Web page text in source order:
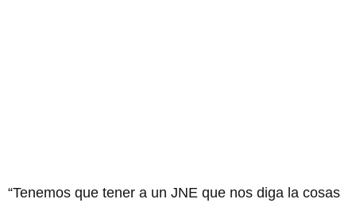
“Tenemos que tener a un JNE que nos diga la cosas